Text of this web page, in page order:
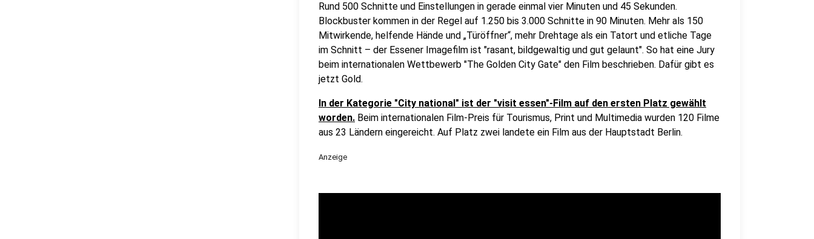
Rund 500 Schnitte und Einstellungen in gerade einmal vier Minuten und 45 Sekunden.
Blockbuster kommen in der Regel auf 1.250 bis 3.000 Schnitte in 90 Minuten. Mehr als 150
Mitwirkende, helfende Hände und „Türöffner“, mehr Drehtage als ein Tatort und etliche Tage
im Schnitt – der Essener Imagefilm ist "rasant, bildgewaltig und gut gelaunt". So hat eine Jury
beim internationalen Wettbewerb "The Golden City Gate" den Film beschrieben. Dafür gibt es
jetzt Gold.
In der Kategorie "City national" ist der "visit essen"-Film auf den ersten Platz gewählt
worden. Beim internationalen Film-Preis für Tourismus, Print und Multimedia wurden 120 Filme
aus 23 Ländern eingereicht. Auf Platz zwei landete ein Film aus der Hauptstadt Berlin.
Anzeige